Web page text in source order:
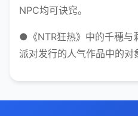
NPC均可诀窍。
●《NTR狂热》中的千穗与
派对发行的人气作品中的对